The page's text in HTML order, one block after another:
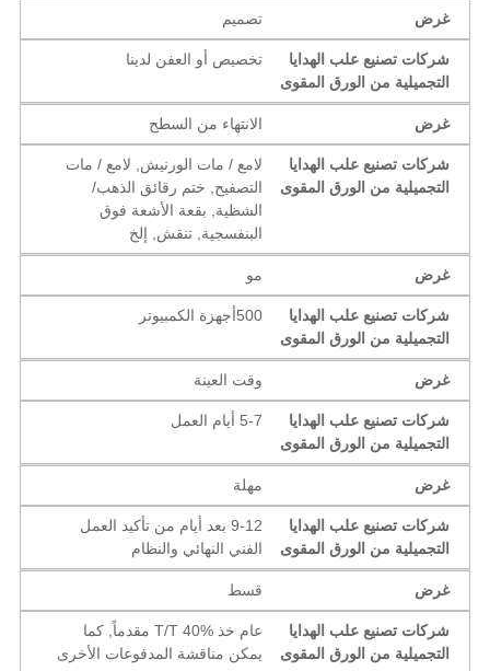
تصميم
شركات تصنيع علب الهدايا
التجميلية من الورق المقوى
تخصيص أو العفن لدينا
الانتهاء من السطح
شركات تصنيع علب الهدايا
التجميلية من الورق المقوى
لامع / مات الورنيش, لامع / مات
التصفيح, ختم رقائق الذهب/
الشظية, بقعة الأشعة فوق
البنفسجية, تنقش, إلخ
شركات تصنيع علب الهدايا
التجميلية من الورق المقوى
500أجهزة الكمبيوتر
وقت العينة
شركات تصنيع علب الهدايا
التجميلية من الورق المقوى
5-7 أيام العمل
شركات تصنيع علب الهدايا
التجميلية من الورق المقوى
9-12 بعد أيام من تأكيد العمل
الفني النهائي والنظام
شركات تصنيع علب الهدايا
التجميلية من الورق المقوى
عام خذ T/T 40% مقدماً, كما
يمكن مناقشة المدفوعات الأخرى